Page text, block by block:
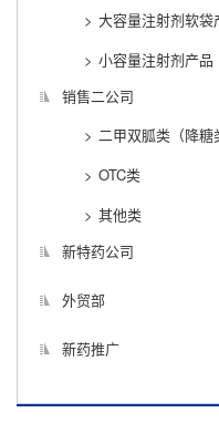
大容量注射剂软袋
小容量注射剂产品
销售二公司
二甲双胍类（降糖
OTC类
其他类
新特药公司
外贸部
新药推广